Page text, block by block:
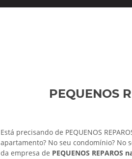
PEQUENOS
Está precisando de PEQUENOS
apartamento? No seu condomínio? No
da empresa de PEQUENOS REPAROS